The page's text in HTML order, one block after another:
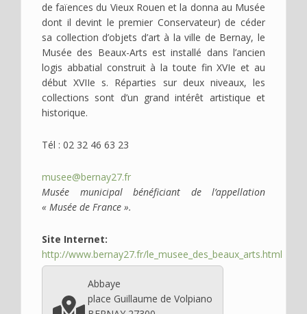
de faïences du Vieux Rouen et la donna au Musée
dont il devint le premier Conservateur) de céder
sa collection d’objets d’art à la ville de Bernay, le
Musée des Beaux-Arts est installé dans l’ancien
logis abbatial construit à la toute fin XVIe et au
début XVIIe s. Réparties sur deux niveaux, les
collections sont d’un grand intérêt artistique et
historique.
Tél : 02 32 46 63 23
musee@bernay27.fr
Musée municipal bénéficiant de l’appellation
« Musée de France ».
Site Internet
http://www.bernay27.fr/le_musee_des_beaux_arts.html
Abbaye
place Guillaume de Volpiano